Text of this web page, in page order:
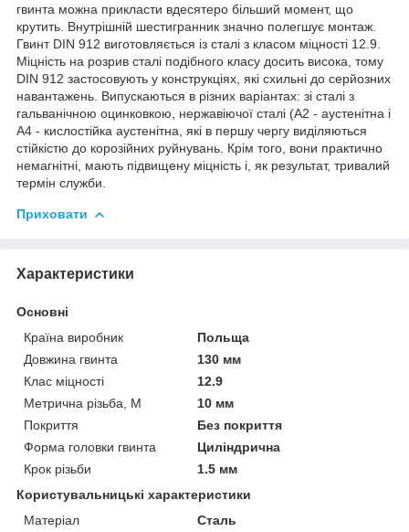
гвинта можна прикласти вдесятеро більший момент, що
крутить. Внутрішній шестигранник значно полегшує монтаж.
Гвинт DIN 912 виготовляється із сталі з класом міцності 12.9.
Міцність на розрив сталі подібного класу досить висока, тому
DIN 912 застосовують у конструкціях, які схильні до серйозних
навантажень. Випускаються в різних варіантах: зі сталі з
гальванічною оцинковкою, нержавіючої сталі (А2 - аустенітна і
А4 - кислостійка аустенітна, які в першу чергу виділяються
стійкістю до корозійних руйнувань. Крім того, вони практично
немагнітні, мають підвищену міцність і, як результат, тривалий
термін служби.
Приховати
Характеристики
Основні
Країна виробник
Польща
Довжина гвинта
130 мм
Клас міцності
12.9
Метрична різьба, М
10 мм
Покриття
Без покриття
Форма головки гвинта
Циліндрична
Крок різьби
1.5 мм
Користувальницькі характеристики
Матеріал
Сталь